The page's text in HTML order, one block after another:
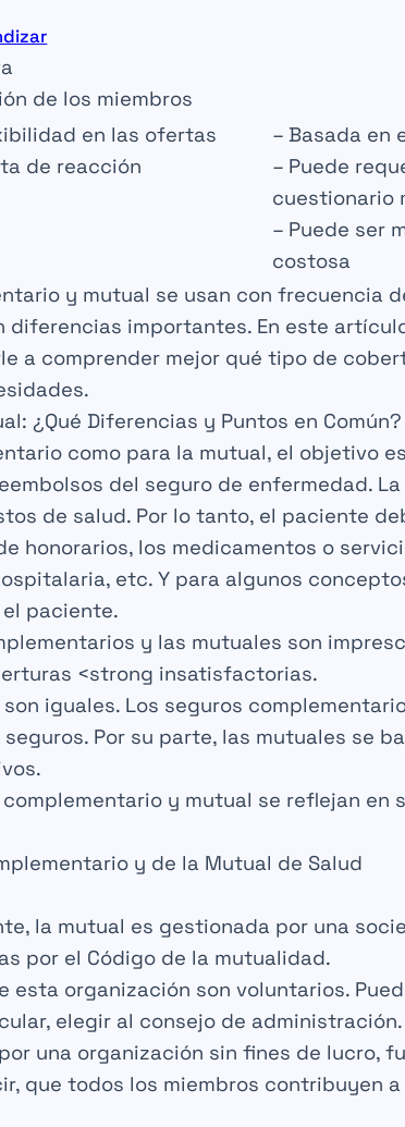
de los miembros
en las ofertas
de reacción
– Basada en
– Puede
cuestionario
– Puede ser
costosa
y mutual se usan con frecuencia
diferencias importantes. En este
a comprender mejor qué tipo de
¿Qué Diferencias y Puntos en Común?
como para la mutual, el objetivo es
del seguro de enfermedad.
de salud. Por lo tanto, el paciente
honorarios, los medicamentos o
, etc. Y para algunos
paciente.
y las mutuales son
<strong insatisfactorias.
iguales. Los seguros
. Por su parte, las mutuales se
.
y mutual se reflejan en
y de la Mutual de Salud
la mutual es gestionada por una
por el Código de la mutualidad.
esta organización son voluntarios.
elegir al consejo de administración.
una organización sin fines de lucro,
que todos los miembros contribuyen a